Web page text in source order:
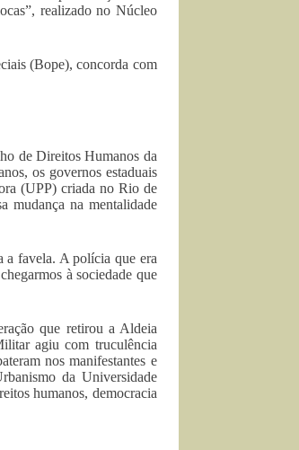
realizado no Núcleo
(Bope), concorda com
de Direitos Humanos da
os governos estaduais
(UPP) criada no Rio de
mudança na mentalidade
a favela. A polícia que era
à sociedade que
que retirou a Aldeia
agiu com truculência
nos manifestantes e
da Universidade
humanos, democracia